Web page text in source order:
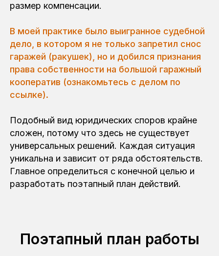
размер компенсации.
В моей практике было выигранное судебной
дело, в котором я не только запретил снос
гаражей (ракушек), но и добился признания
права собственности на большой гаражный
кооператив (ознакомьтесь с делом по
ссылке).
Подобный вид юридических споров крайне
сложен, потому что здесь не существует
универсальных решений. Каждая ситуация
уникальна и зависит от ряда обстоятельств.
Главное определиться с конечной целью и
разработать поэтапный план действий.
Поэтапный план работы